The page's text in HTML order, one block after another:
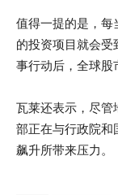
值得一提的是，每
的投资项目就会
事行动后，全球股
瓦莱还表示，尽管
部正在与行政院和
飙升所带来压力。